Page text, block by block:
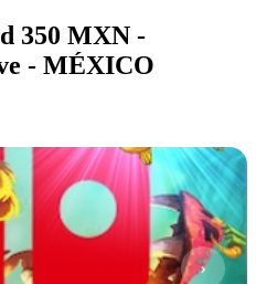
350 MXN -
- MÉXICO